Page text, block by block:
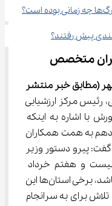
متخصص
(مطابق خبر منتشر
رئیس مرکز ارزشیابی
با اشاره به اینکه
به همت همکاران
پیرو دستور وزیر
مبنی بر این‌که بیست و هفتم خرداد
آخرین فرصت تصحیح پاسخ برگ‌ها باشد، برخی استان‌ها این
داده و سایر استان‌ها در تلاش برای به سرانجام